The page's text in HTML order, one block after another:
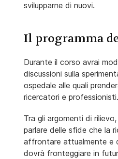
svilupparne di nuovi.
Il programma
Durante il corso avrai
discussioni sulla
ospedale alle quali
ricercatori e professionisti.
Tra gli argomenti di
parlare delle sfide che la
affrontare attualmente e
dovrà fronteggiare in